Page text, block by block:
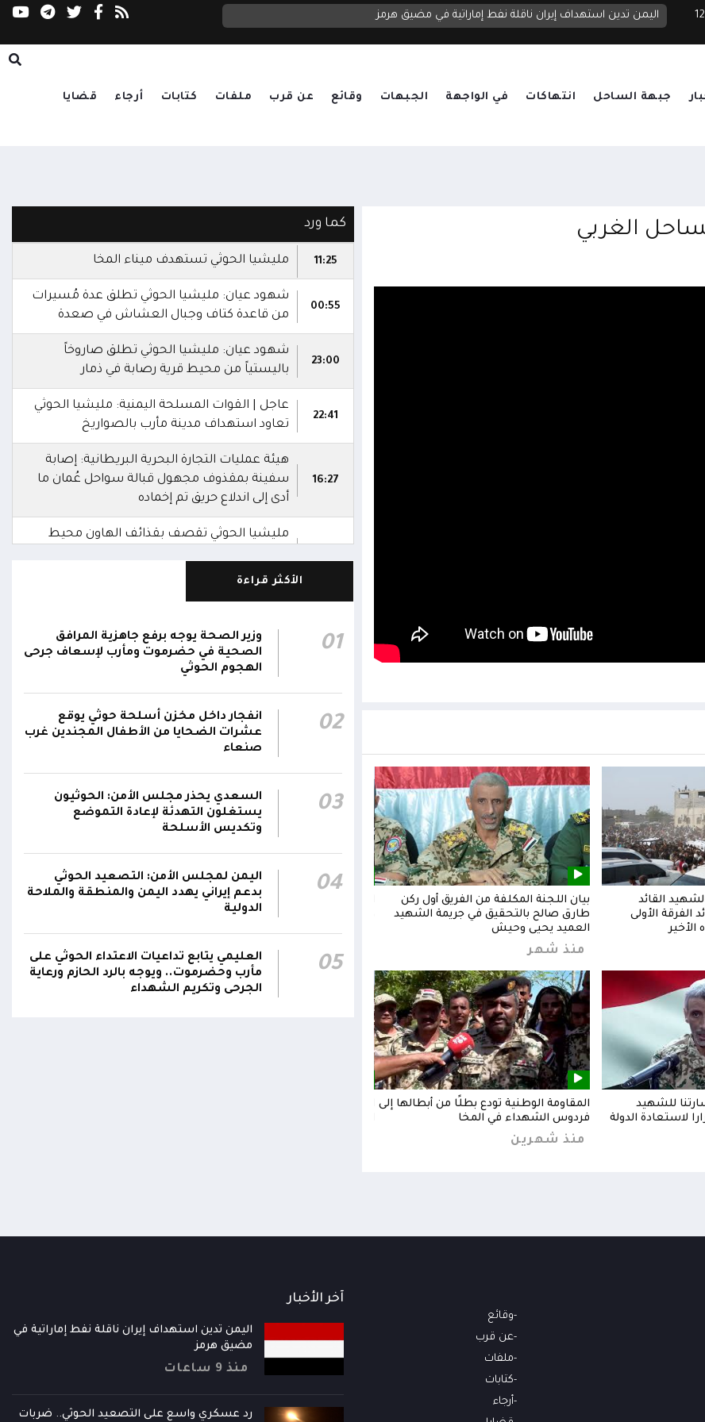
12:42
اليمن تدين استهداف إيران ناقلة نفط إماراتية في مضيق هرمز
جبهة الساحل انتهاكات في الواجهة الجبهات وقائع عن قرب ملفات كتابات أرجاء قضايا
الغربي
القائد
الأولى
الأخير
بيان اللجنة المكلفة من الفريق أول ركن
طارق صالح بالتحقيق في جريمة الشهيد
العميد يحيى وحيش
منذ شهر
للشهيد
لاستعادة الدولة
المقاومة الوطنية تودع بطلًا من أبطالها إلى
فردوس الشهداء في المخا
منذ شهرين
المقاومة الوطنية تودع بتشييع رسمي
وشعبي الشهيد الظاهري
منذ شهر
تشييع مهيب لجثمان الشهيد
منذ شهر
كما ورد
11:25 مليشيا الحوثي تستهدف ميناء المخا
00:55
شهود عيان: مليشيا الحوثي تطلق عدة مُسيرات
من قاعدة كتاف وجبال العشاش في صعدة
23:00
شهود عيان: مليشيا الحوثي تطلق صاروخاً
باليستياً من محيط قرية رصابة في ذمار
22:41
عاجل | القوات المسلحة اليمنية: مليشيا الحوثي
تعاود استهداف مدينة مأرب بالصواريخ
16:27
هيئة عمليات التجارة البحرية البريطانية: إصابة
سفينة بمقذوف مجهول قبالة سواحل عُمان ما
أدى إلى اندلاع حريق تم إخماده
مليشيا الحوثي تقصف بقذائف الهاون محيط
قعطبة في الضالع
في الضالع
قصف حوثي عشوائي بالسلاح الثقيل يستهدف
الأكثر قراءة
01
وزير الصحة يوجه برفع جاهزية المرافق
الصحية في حضرموت ومأرب لإسعاف جرحى
الهجوم الحوثي
02
انفجار داخل مخزن أسلحة حوثي يوقع
عشرات الضحايا من الأطفال المجندين غرب
صنعاء
03
السعدي يحذر مجلس الأمن: الحوثيون
يستغلون التهدئة لإعادة التموضع
وتكديس الأسلحة
04
اليمن لمجلس الأمن: التصعيد الحوثي
بدعم إيراني يهدد اليمن والمنطقة والملاحة
الدولية
05
العليمي يتابع تداعيات الاعتداء الحوثي على
مأرب وحضرموت.. ويوجه بالرد الحازم ورعاية
الجرحى وتكريم الشهداء
وقائع
عن قرب
ملفات
كتابات
أرجاء
آخر الأخبار
اليمن تدين استهداف إيران ناقلة نفط إماراتية في
مضيق هرمز
منذ 9 ساعات
رد عسكري واسع على التصعيد الحوثي.. ضربات